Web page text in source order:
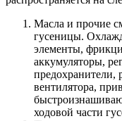
Масла и прочие
гусеницы.
элементы,
аккумуляторы,
предохранители,
вентилятора,
ходовой части